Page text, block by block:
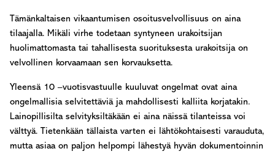
Tämänkaltaisen vikaantumisen osoitusvelvollisuus on aina
tilaajalla. Mikäli virhe todetaan syntyneen urakoitsijan
huolimattomasta tai tahallisesta suorituksesta urakoitsija on
velvollinen korvaamaan sen korvauksetta.
Yleensä 10 –vuotisvastuulle kuuluvat ongelmat ovat aina
ongelmallisia selvitettäviä ja mahdollisesti kalliita korjatakin.
Lainopillisilta selvityksiltäkään ei aina näissä tilanteissa voi
välttyä. Tietenkään tällaista varten ei lähtökohtaisesti varauduta,
mutta asiaa on paljon helpompi lähestyä hyvän dokumentoinnin